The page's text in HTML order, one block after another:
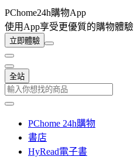
PChome24h購物App
使用App享受更優質的購物體驗
立即體驗
全站
PChome 24h購物
書店
HyRead電子書